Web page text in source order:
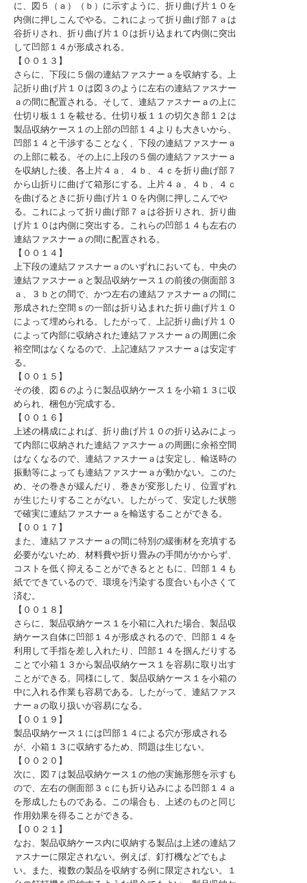
に、図５（ａ）（ｂ）に示すように、折り曲げ片１０を
内側に押しこんでやる。これによって折り曲げ部７ａは
谷折りされ、折り曲げ片１０は折り込まれて内側に突出
して凹部１４が形成される。
【００１３】
さらに、下段に５個の連結ファスナーａを収納する。上
記折り曲げ片１０は図３のように左右の連結ファスナー
ａの間に配置される。そして、連結ファスナーａの上に
仕切り板１１を載せる。仕切り板１１の切欠き部１２は
製品収納ケース１の上部の凹部１４よりも大きいから、
凹部１４と干渉することなく、下段の連結ファスナーａ
の上部に載る。その上に上段の５個の連結ファスナーａ
を収納した後、各上片４ａ、４ｂ、４ｃを折り曲げ部７
から山折りに曲げて箱形にする。上片４ａ、４ｂ、４ｃ
を曲げるときに折り曲げ片１０を内側に押しこんでや
る。これによって折り曲げ部７ａは谷折りされ、折り曲
げ片１０は内側に突出する。これらの凹部１４も左右の
連結ファスナーａの間に配置される。
【００１４】
上下段の連結ファスナーａのいずれにおいても、中央の
連結ファスナーａと製品収納ケース１の前後の側面部３
ａ、３ｂとの間で、かつ左右の連結ファスナーａの間に
形成された空間ｓの一部は折り込まれた折り曲げ片１０
によって埋められる。したがって、上記折り曲げ片１０
によって内部に収納された連結ファスナーａの周囲に余
裕空間はなくなるので、上記連結ファスナーａは安定す
る。
【００１５】
その後、図６のように製品収納ケース１を小箱１３に収
められ、梱包が完成する。
【００１６】
上述の構成によれば、折り曲げ片１０の折り込みによっ
て内部に収納された連結ファスナーａの周囲に余裕空間
はなくなるので、連結ファスナーａは安定し、輸送時の
振動等によっても連結ファスナーａが動かない。このた
め、その巻きが緩んだり、巻きが変形したり、位置ずれ
が生じたりすることがない。したがって、安定した状態
で確実に連結ファスナーａを輸送することができる。
【００１７】
また、連結ファスナーａの間に特別の緩衝材を充填する
必要がないため、材料費や折り畳みの手間がかからず、
コストを低く抑えることができるとともに、凹部１４も
紙でできているので、環境を汚染する度合いも小さくて
済む。
【００１８】
さらに、製品収納ケース１を小箱に入れた場合、製品収
納ケース自体に凹部１４が形成されるので、凹部１４を
利用して手指を差し入れたり、凹部１４を掴んだりする
ことで小箱１３から製品収納ケース１を容易に取り出す
ことができる。同様にして、製品収納ケース１を小箱の
中に入れる作業も容易である。したがって、連結ファス
ナーａの取り扱いが容易になる。
【００１９】
製品収納ケース１には凹部１４による穴が形成される
が、小箱１３に収納するため、問題は生じない。
【００２０】
次に、図７は製品収納ケース１の他の実施形態を示すも
ので、左右の側面部３ｃにも折り込みによる凹部１４ａ
を形成したものである。この場合も、上述のものと同じ
作用効果を得ることができる。
【００２１】
なお、製品収納ケース内に収納する製品は上述の連結フ
ァスナーに限定されない。例えば、釘打機などでもよ
い。また、複数の製品を収納する例に限定されない。１